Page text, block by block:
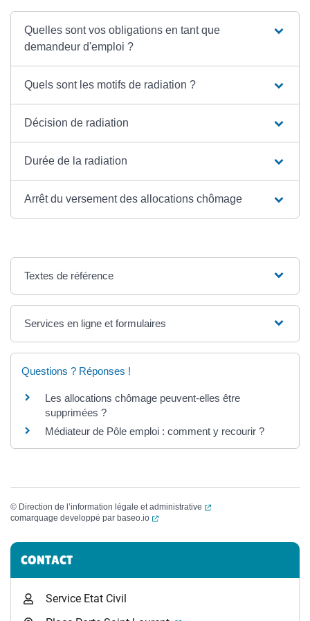
Quelles sont vos obligations en tant que
demandeur d'emploi ?
Quels sont les motifs de radiation ?
Décision de radiation
Durée de la radiation
Arrêt du versement des allocations chômage
Textes de référence
Services en ligne et formulaires
Questions ? Réponses !
Les allocations chômage peuvent-elles être
supprimées ?
Médiateur de Pôle emploi : comment y recourir ?
© Direction de l’information légale et administrative
(ouverture dans un
comarquage developpé par baseo.io (ouverture dans un nouvel onglet)
Informations complémentaires
CONTACT
Service Etat Civil